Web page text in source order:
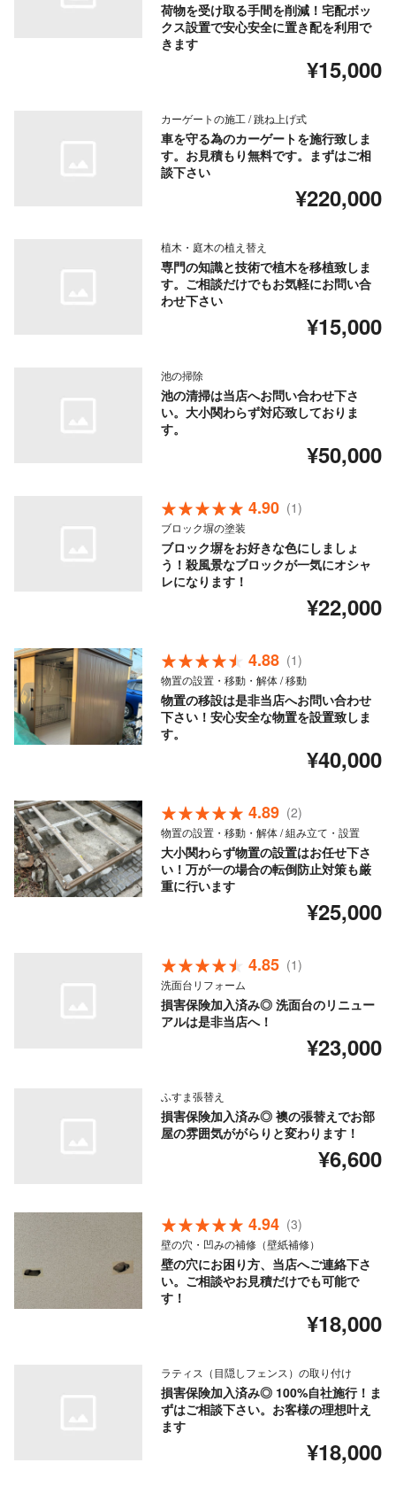
荷物を受け取る手間を削減！宅配ボッ
クス設置で安心安全に置き配を利用で
きます
¥15,000
カーゲートの施工 / 跳ね上げ式
車を守る為のカーゲートを施行致しま
す。お見積もり無料です。まずはご相
談下さい
¥220,000
植木・庭木の植え替え
専門の知識と技術で植木を移植致しま
す。ご相談だけでもお気軽にお問い合
わせ下さい
¥15,000
池の掃除
池の清掃は当店へお問い合わせ下さ
い。大小関わらず対応致しておりま
す。
¥50,000
4.90 (1)
ブロック塀の塗装
ブロック塀をお好きな色にしましょ
う！殺風景なブロックが一気にオシャ
レになります！
¥22,000
4.88 (1)
物置の設置・移動・解体 / 移動
物置の移設は是非当店へお問い合わせ
下さい！安心安全な物置を設置致しま
す。
¥40,000
4.89 (2)
物置の設置・移動・解体 / 組み立て・設置
大小関わらず物置の設置はお任せ下さ
い！万が一の場合の転倒防止対策も厳
重に行います
¥25,000
4.85 (1)
洗面台リフォーム
損害保険加入済み◎ 洗面台のリニュー
アルは是非当店へ！
¥23,000
ふすま張替え
損害保険加入済み◎ 襖の張替えでお部
屋の雰囲気ががらりと変わります！
¥6,600
4.94 (3)
壁の穴・凹みの補修（壁紙補修）
壁の穴にお困り方、当店へご連絡下さ
い。ご相談やお見積だけでも可能で
す！
¥18,000
ラティス（目隠しフェンス）の取り付け
損害保険加入済み◎ 100%自社施行！ま
ずはご相談下さい。お客様の理想叶え
ます
¥18,000